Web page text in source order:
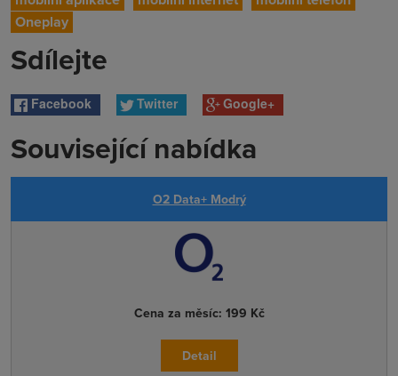
Oneplay
Sdílejte
Facebook Twitter Google+
Související nabídka
O2 Data+ Modrý
Cena za měsíc: 199 Kč
Detail